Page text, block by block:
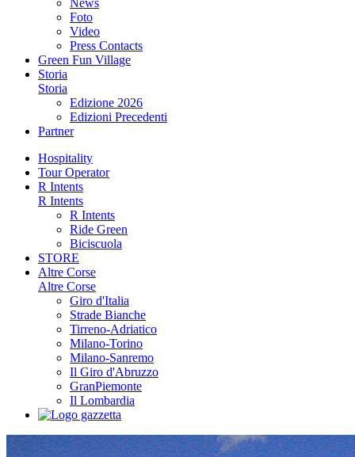
Foto
Video
Press Contacts
Green Fun Village
Storia
Storia
Edizione 2026
Edizioni Precedenti
Partner
Hospitality
Tour Operator
R Intents
R Intents
R Intents
Ride Green
Biciscuola
STORE
Altre Corse
Altre Corse
Giro d'Italia
Strade Bianche
Tirreno-Adriatico
Milano-Torino
Milano-Sanremo
Il Giro d'Abruzzo
GranPiemonte
Il Lombardia